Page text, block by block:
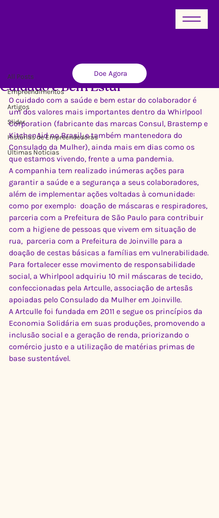
Doe Agora
All Posts
Empreendimentos
Artigos
Slider
Histórias de Empreendedoras
Últimas Notícias
Cuidado e Bem Estar
Ricardo Xavier 28 de mai. de 20201 min de leitura
O cuidado com a saúde e bem estar do colaborador é
um dos valores mais importantes dentro da Whirlpool
Corporation (fabricante das marcas Consul, Brastemp e
KitchenAid no Brasil, e também mantenedora do
Consulado da Mulher), ainda mais em dias como os
que estamos vivendo, frente a uma pandemia.
A companhia tem realizado inúmeras ações para
garantir a saúde e a segurança a seus colaboradores,
além de implementar ações voltadas à comunidade:
como por exemplo:  doação de máscaras e respiradores,
parceria com a Prefeitura de São Paulo para contribuir
com a higiene de pessoas que vivem em situação de
rua,  parceria com a Prefeitura de Joinville para a
doação de cestas básicas a famílias em vulnerabilidade.
Para fortalecer esse movimento de responsabilidade
social, a Whirlpool adquiriu 10 mil máscaras de tecido,
confeccionadas pela Artculle, associação de artesãs
apoiadas pelo Consulado da Mulher em Joinville.
A Artculle foi fundada em 2011 e segue os princípios da
Economia Solidária em suas produções, promovendo a
inclusão social e a geração de renda, priorizando o
comércio justo e a utilização de matérias primas de
base sustentável.